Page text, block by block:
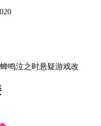
鸣泣之时悬疑游戏改